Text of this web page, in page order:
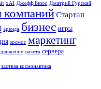
xAI Джефф Безос Дмитрий Гурский
компаний Стартап
аренда бизнес игры
космос маркетинг
ракета сервера
частная космонавтика